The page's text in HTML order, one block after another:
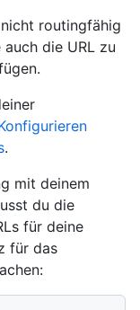
routingfähig
die URL zu
.
mit deinem
du die
für deine
für das